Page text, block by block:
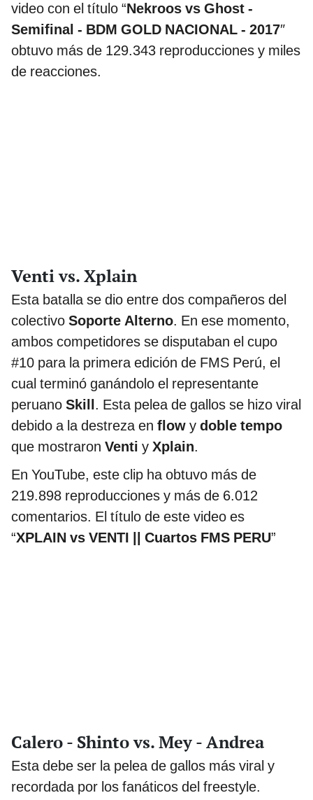
video con el título “Nekroos vs Ghost -
Semifinal - BDM GOLD NACIONAL - 2017″
obtuvo más de 129.343 reproducciones y miles
de reacciones.
Venti vs. Xplain
Esta batalla se dio entre dos compañeros del
colectivo Soporte Alterno. En ese momento,
ambos competidores se disputaban el cupo
#10 para la primera edición de FMS Perú, el
cual terminó ganándolo el representante
peruano Skill. Esta pelea de gallos se hizo viral
debido a la destreza en flow y doble tempo
que mostraron Venti y Xplain.
En YouTube, este clip ha obtuvo más de
219.898 reproducciones y más de 6.012
comentarios. El título de este video es
“XPLAIN vs VENTI || Cuartos FMS PERU”
Calero - Shinto vs. Mey - Andrea
Esta debe ser la pelea de gallos más viral y
recordada por los fanáticos del freestyle.